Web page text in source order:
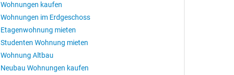
Wohnungen kaufen
Wohnungen im Erdgeschoss
Etagenwohnung mieten
Studenten Wohnung mieten
Wohnung Altbau
Neubau Wohnungen kaufen